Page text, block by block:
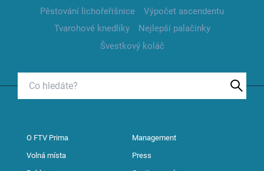
Pěstování lichořeřišnice
Výpočet ascendentu
Tvarohové knedlíky
Nejlepší palačinky
Švestkový koláč
O FTV Prima Management
Volná místa Press